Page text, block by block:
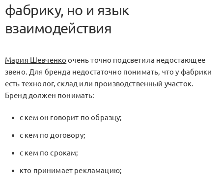
фабрику, но и язык
взаимодействия
Мария Шевченко очень точно подсветила недостающее
звено. Для бренда недостаточно понимать, что у фабрики
есть технолог, склад или производственный участок.
Бренд должен понимать:
с кем он говорит по образцу;
с кем по договору;
с кем по срокам;
кто принимает рекламацию;